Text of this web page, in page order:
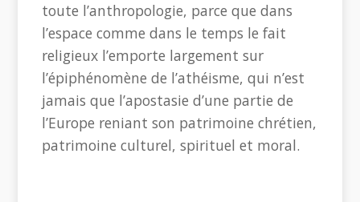
toute l’anthropologie, parce que dans
l’espace comme dans le temps le fait
religieux l’emporte largement sur
l’épiphénomène de l’athéisme, qui n’est
jamais que l’apostasie d’une partie de
l’Europe reniant son patrimoine chrétien,
patrimoine culturel, spirituel et moral.